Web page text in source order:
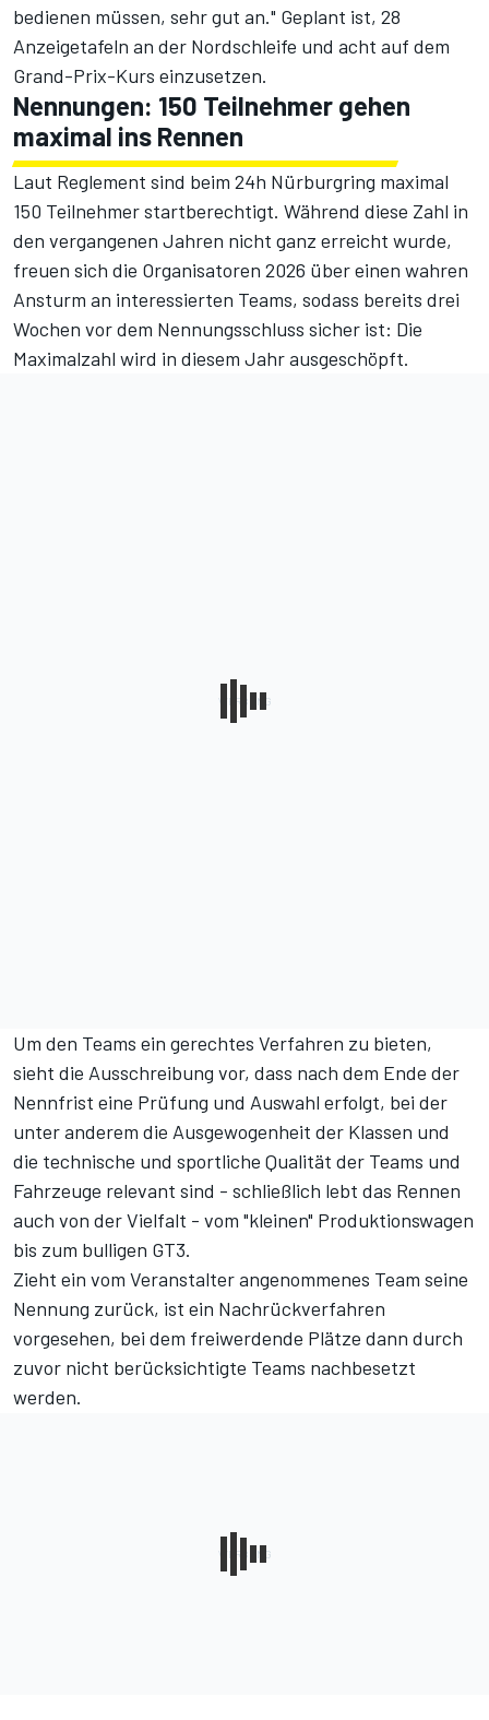
bedienen müssen, sehr gut an." Geplant ist, 28
Anzeigetafeln an der Nordschleife und acht auf dem
Grand-Prix-Kurs einzusetzen.
Nennungen: 150 Teilnehmer gehen
maximal ins Rennen
Laut Reglement sind beim 24h Nürburgring maximal
150 Teilnehmer startberechtigt. Während diese Zahl in
den vergangenen Jahren nicht ganz erreicht wurde,
freuen sich die Organisatoren 2026 über einen wahren
Ansturm an interessierten Teams, sodass bereits drei
Wochen vor dem Nennungsschluss sicher ist: Die
Maximalzahl wird in diesem Jahr ausgeschöpft.
Um den Teams ein gerechtes Verfahren zu bieten,
sieht die Ausschreibung vor, dass nach dem Ende der
Nennfrist eine Prüfung und Auswahl erfolgt, bei der
unter anderem die Ausgewogenheit der Klassen und
die technische und sportliche Qualität der Teams und
Fahrzeuge relevant sind - schließlich lebt das Rennen
auch von der Vielfalt - vom "kleinen" Produktionswagen
bis zum bulligen GT3.
Zieht ein vom Veranstalter angenommenes Team seine
Nennung zurück, ist ein Nachrückverfahren
vorgesehen, bei dem freiwerdende Plätze dann durch
zuvor nicht berücksichtigte Teams nachbesetzt
werden.